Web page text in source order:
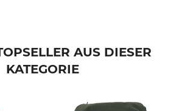
AUS DIESER
KATEGORIE